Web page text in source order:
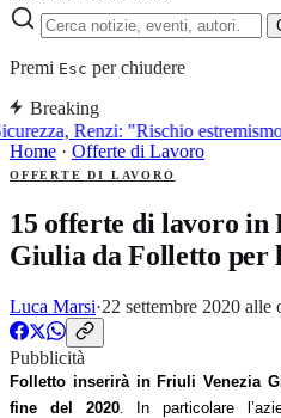
Premi Esc per chiudere
Breaking
Renzi: "Rischio
Home · Offerte di Lavoro
OFFERTE DI LAVORO
15 offerte di lavoro in
Giulia da Folletto per
Luca Marsi·22 settembre 2020 alle
Pubblicità
Folletto inserirà in Friuli Venezia
fine del 2020. In particolare